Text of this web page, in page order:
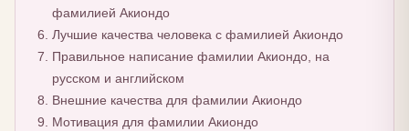
фамилией Акиондо
Лучшие качества человека с фамилией Акиондо
Правильное написание фамилии Акиондо, на
русском и английском
Внешние качества для фамилии Акиондо
Мотивация для фамилии Акиондо